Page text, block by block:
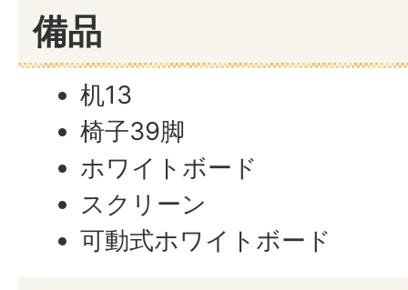
備品
机13
椅子39脚
ホワイトボード
スクリーン
可動式ホワイトボード